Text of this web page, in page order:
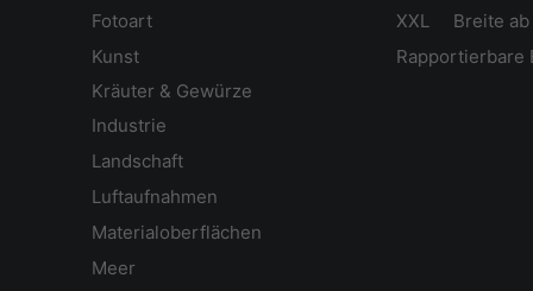
Fotoart
XXL Breite ab
Kunst
Rapportierbare
Kräuter & Gewürze
Industrie
Landschaft
Luftaufnahmen
Materialoberflächen
Meer